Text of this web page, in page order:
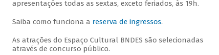
apresentações todas as sextas, exceto feriados, às 19h.
Saiba como funciona a reserva de ingressos.
As atrações do Espaço Cultural BNDES são selecionadas
através de concurso público.